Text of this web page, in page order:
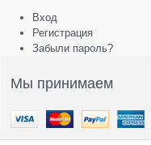
Вход
Регистрация
Забыли пароль?
Мы принимаем